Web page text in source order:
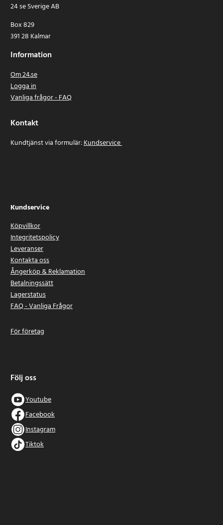
24 se Sverige AB
Box 829
391 28 Kalmar
Information
Om 24.se
Logga in
Vanliga frågor - FAQ
Kontakt
Kundtjänst via formulär:Kundservice
Kundservice
Köpvillkor
Integritetspolicy
Leveranser
Kontakta oss
Ångerköp & Reklamation
Betalningssätt
Lagerstatus
FAQ - Vanliga Frågor
För företag
Följ oss
Youtube
Facebook
Instagram
Tiktok